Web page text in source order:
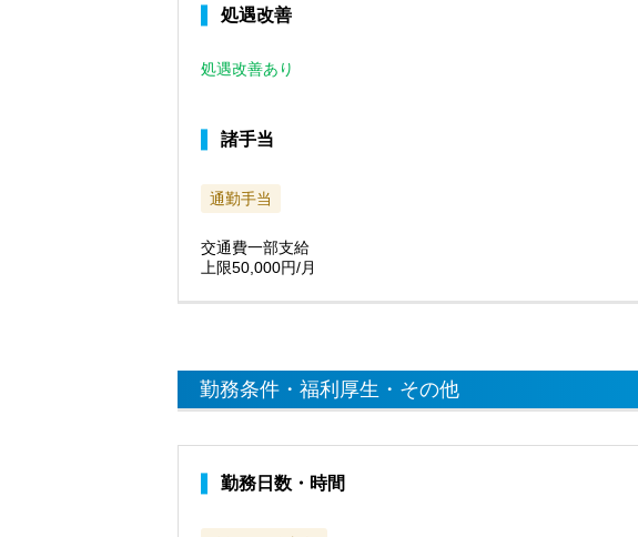
処遇改善
処遇改善あり
諸手当
通勤手当
交通費一部支給
上限50,000円/月
勤務条件・福利厚生・その他
勤務日数・時間